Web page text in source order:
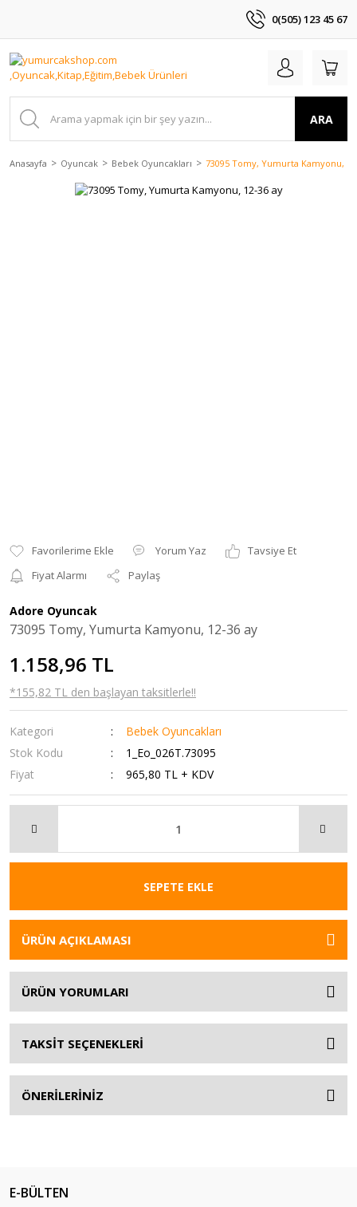
0(505) 123 45 67
ARA
Anasayfa Oyuncak Bebek Oyuncakları 73095 Tomy, Yumurta Kamyonu,
Yorum Yaz
Tavsiye Et
Fiyat Alarmı
Paylaş
Adore Oyuncak
73095 Tomy, Yumurta Kamyonu, 12-36 ay
1.158,96 TL
*155,82 TL den başlayan taksitlerle!!
Kategori
Bebek Oyuncakları
Stok Kodu
1_Eo_026T.73095
Fiyat
965,80 TL + KDV
SEPETE EKLE
ÜRÜN AÇIKLAMASI
ÜRÜN YORUMLARI
TAKSİT SEÇENEKLERİ
ÖNERİLERİNİZ
E-BÜLTEN